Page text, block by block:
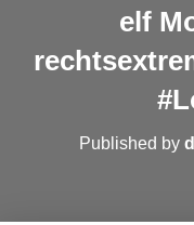
elf
Published by